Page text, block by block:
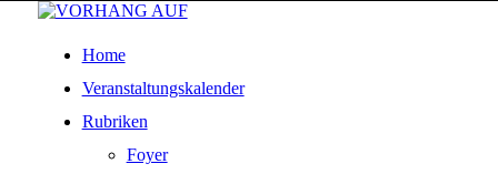
Home
Veranstaltungskalender
Rubriken
Foyer